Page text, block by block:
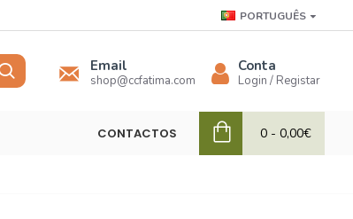
PORTUGUÊS
Email
shop@ccfatima.com
Conta
Login / Registar
CONTACTOS 0 - 0,00€